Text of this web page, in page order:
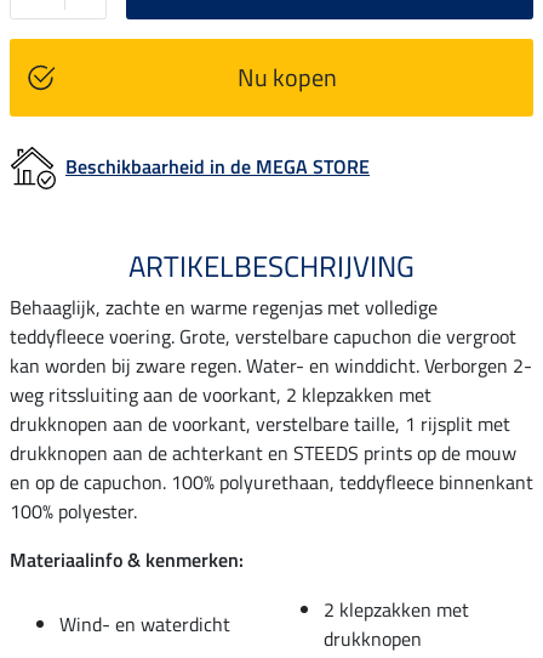
Nu kopen
Beschikbaarheid in de MEGA STORE
ARTIKELBESCHRIJVING
Behaaglijk, zachte en warme regenjas met volledige
teddyfleece voering. Grote, verstelbare capuchon die vergroot
kan worden bij zware regen. Water- en winddicht. Verborgen 2-
weg ritssluiting aan de voorkant, 2 klepzakken met
drukknopen aan de voorkant, verstelbare taille, 1 rijsplit met
drukknopen aan de achterkant en STEEDS prints op de mouw
en op de capuchon. 100% polyurethaan, teddyfleece binnenkant
100% polyester.
Materiaalinfo & kenmerken:
Wind- en waterdicht
2 klepzakken met
drukknopen